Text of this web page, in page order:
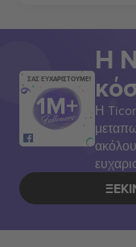
ΣΑΣ ΕΥΧΑΡΙΣΤΟΥΜΕ!
Η
Η